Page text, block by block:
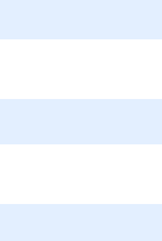
の運用をお願いしたい
まつわるあらゆるご
における企業の土台
もにITの価値を高め
アウトソーシング